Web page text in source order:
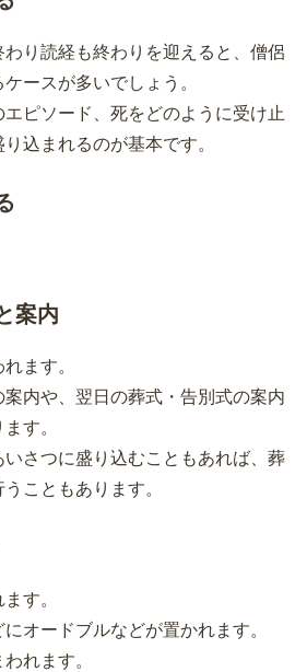
り読経も終わりを迎えると、僧侶
ースが多いでしょう。
ピソード、死をどのように受け止
込まれるのが基本です。
案内
ます。
案内や、翌日の葬式・告別式の案内
す。
さつに盛り込むこともあれば、葬
こともあります。
す。
オードブルなどが置かれます。
れます。